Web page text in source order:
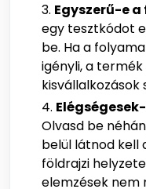
Egyszerű-e
egy tesztkódot
be. Ha a
igényli, a
kisvállalkozások
Olvasd be
belül látnod kell
földrajzi
elemzések nem